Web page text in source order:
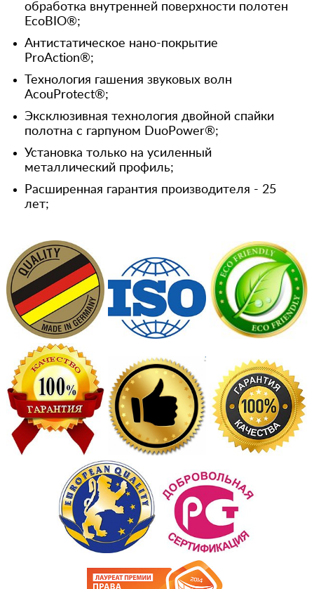
обработка внутренней поверхности полотен
EcoBIO®;
Антистатическое нано-покрытие
ProAction®;
Технология гашения звуковых волн
AcouProtect®;
Эксклюзивная технология двойной спайки
полотна с гарпуном DuoPower®;
Установка только на усиленный
металлический профиль;
Расширенная гарантия производителя - 25
лет;